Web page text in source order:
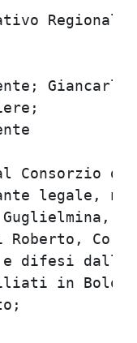
2) all'invalidita' derivata dall'incostituzionalita' dell'art. 4,               
L.R. 23/4/1987, n. 16 per violazione degli artt. 2, 18, 42, 117 e 118           
Costituzione. La parte ricorrente rileva che le Regioni, non possono            
nelle materie in esame sopprimere Enti privati, espropriando fra                
l'altro senza indennizzo i loro beni.                                           
3) All'erronea interpretazione ed applicazione dell'art. 27, Legge              
5/1/1994, n. 36 e conseguente eccesso di potere per difetto di                  
motivazione. Si rileva come nella denegata ipotesi di assimilazione             
del Consorzio ricorrente ai consorzi di bonifica, l'art. 27 Legge               
citata, prevede la semplice facolta' (e non l'obbligo) dei consorzi             
di bonifica ed irrigazione di realizzare e gestire le reti a                    
prevalente scopo irriguo.                                                       
4) All'erronea interpretazione ed applicazione dell'art. 7, Legge               
241/90.                                                                         
Si afferma che il procedimento amministrativo che e' sfociato nella             
soppressione del Consorzio ricorrente non e' stato proceduto dalla              
comunicazione di inizio prevista dalla citata Legge 241/90 quando               
invece, proprio per l'effetto lesivo degli interessi del Consorzio e            
dei consorziati i medesimi avrebbero dovuto essere fatti partecipi              
del procedimento amministrativo.                                                
La